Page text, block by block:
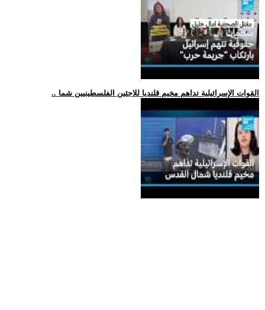
.. القوات الإسرائيلية تداهم مخيم قلنديا للاجئين الفلسطينيين شما